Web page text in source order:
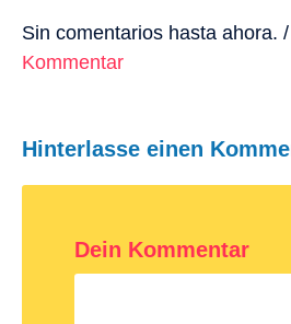
Sin comentarios hasta ahora. /
Kommentar
Hinterlasse einen
Dein Kommentar